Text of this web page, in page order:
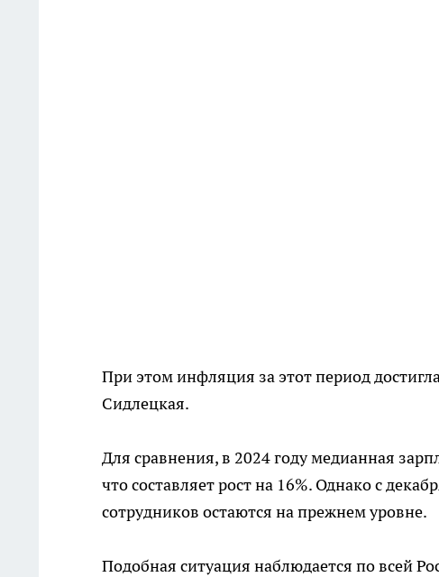
При этом инфляция за этот период
Сидлецкая.
Для сравнения, в 2024 году медианная
что составляет рост на 16%. Однако с
сотрудников остаются на прежнем уровне.
Подобная ситуация наблюдается по всей